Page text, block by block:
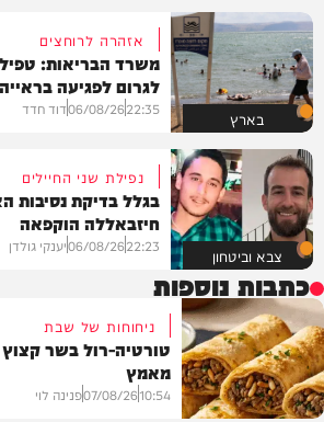
בארץ
אזהרה לרוחצים
משרד הבריאות:
לגרום לפגיעה בראייה
22:35
06/08/26דוד חדד
צבא וביטחון
נפילת שני החיילים
בגלל בדיקת נסיבות
חיזבאללה הוקפאה
22:23
06/08/26יענקי גולדן
כתבות נוספות
ניחוחות של שבת
טורטיה-רול בשר קצוץ
מאמץ
10:54
07/08/26פנינה לוי